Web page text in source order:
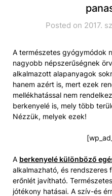
Posted on 2017.
A természetes gyógymódok
nagyobb népszerűségnek
alkalmazott alapanyagok
hanem azért is, mert ezek
mellékhatással nem
berkenyelé is, mely több
Nézzük, melyek ezek!
A berkenyelé különböző
alkalmazható, és rendszeres
erőnlét javítható.
jótékony hatásai. A szív-és